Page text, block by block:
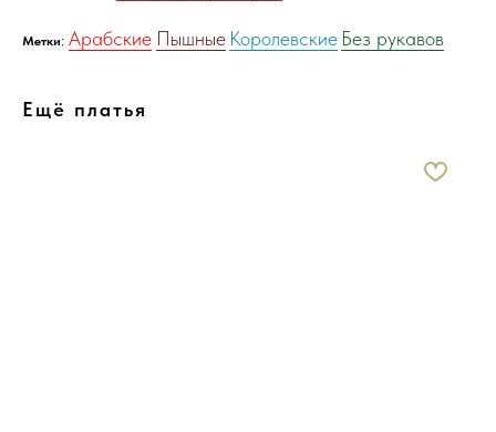
Метки: Арабские Пышные Королевские Без рукавов
Ещё платья